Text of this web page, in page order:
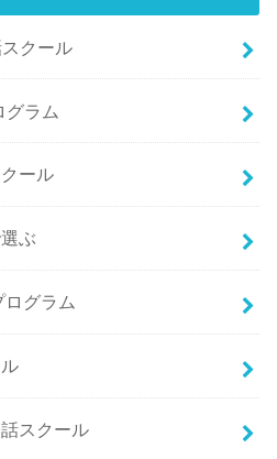
クール
グラム
ール
ぶ
ログラム
スクール